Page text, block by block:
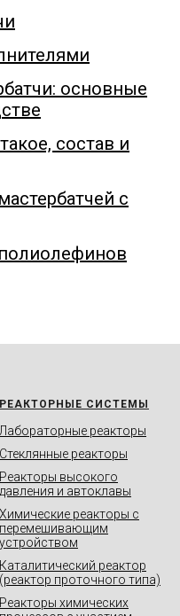
основные
состав и
с
РЕАКТОРНЫЕ СИСТЕМЫ
Лабораторные реакторы
Стеклянные реакторы
Реакторы высокого
давления и автоклавы
Химические реакторы с
перемешивающим
устройством
Каталитический реактор
(реактор проточного типа)
Реакторы химических